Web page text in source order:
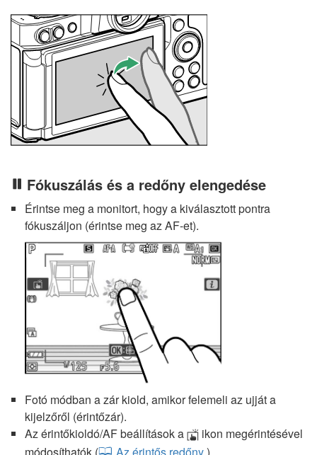
Fókuszálás és a redőny elengedése
Érintse meg a monitort, hogy a kiválasztott pontra
fókuszáljon (érintse meg az AF-et).
Fotó módban a zár kiold, amikor felemeli az ujját a
kijelzőről (érintőzár).
Az érintőkioldó/AF beállítások a W ikon megérintésével
módosíthatók (
Az érintős redőny).